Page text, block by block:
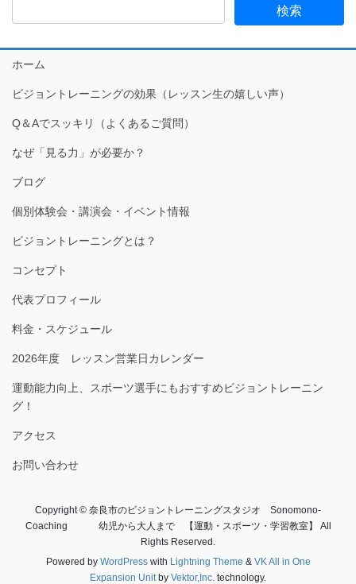
ホーム
ビジョントレーニングの効果（レッスン生の嬉しい声）
Q＆Aでスッキリ（よくあるご質問）
なぜ「見る力」が必要か？
ブログ
個別体験会・講演会・イベント情報
ビジョントレーニングとは？
コンセプト
代表プロフィール
料金・スケジュール
2026年度 レッスン営業日カレンダー
運動能力向上、スポーツ選手にもおすすめビジョントレーニン
グ！
アクセス
お問い合わせ
Copyright © 奈良市のビジョントレーニングスタジオ Sonomono-
Coaching 幼児から大人まで 【運動・スポーツ・学習教室】 All
Rights Reserved.
Powered by WordPresswith Lightning Theme & VK All in One
Expansion Unitby Vektor,Inc. technology.